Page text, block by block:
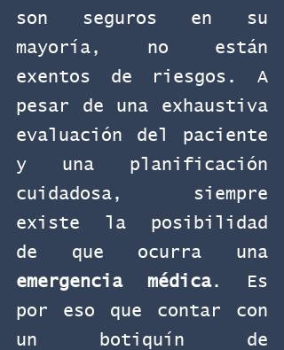
son seguros en su
mayoría, no están
exentos de riesgos. A
pesar de una exhaustiva
evaluación del paciente
y una planificación
cuidadosa, siempre
existe la posibilidad
emergencia médica. Es
por eso que contar con
un botiquín de